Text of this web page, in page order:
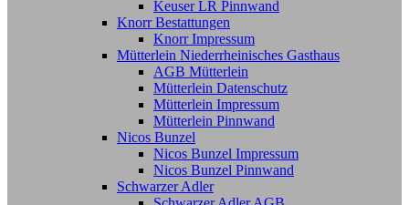
Keuser LR Pinnwand
Knorr Bestattungen
Knorr Impressum
Mütterlein Niederrheinisches Gasthaus
AGB Mütterlein
Mütterlein Datenschutz
Mütterlein Impressum
Mütterlein Pinnwand
Nicos Bunzel
Nicos Bunzel Impressum
Nicos Bunzel Pinnwand
Schwarzer Adler